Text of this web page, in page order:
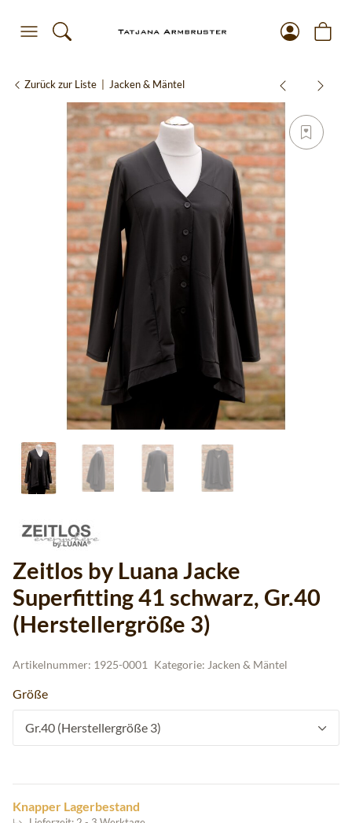
Zurück zur Liste Jacken & Mäntel
Zeitlos by Luana Jacke
Superfitting 41 schwarz, Gr.40
(Herstellergröße 3)
Artikelnummer: 1925-0001 Kategorie: Jacken & Mäntel
Größe
Gr.40 (Herstellergröße 3)
Knapper Lagerbestand